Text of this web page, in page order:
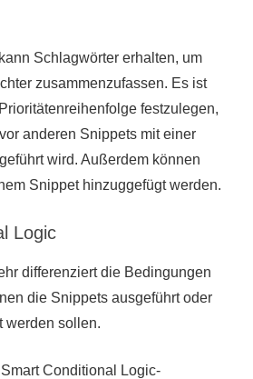
Schlagwörter erhalten, um
zusammenzufassen. Es ist
festzulegen,
anderen Snippets mit einer
wird. Außerdem können
Snippet hinzuggefügt werden.
Logic
differenziert die Bedingungen
die Snippets ausgeführt oder
werden sollen.